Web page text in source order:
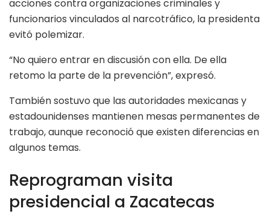
acciones contra organizaciones criminales y
funcionarios vinculados al narcotráfico, la presidenta
evitó polemizar.
“No quiero entrar en discusión con ella. De ella
retomo la parte de la prevención”, expresó.
También sostuvo que las autoridades mexicanas y
estadounidenses mantienen mesas permanentes de
trabajo, aunque reconoció que existen diferencias en
algunos temas.
Reprograman visita
presidencial a Zacatecas